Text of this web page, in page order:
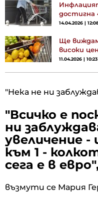
достигна
14.04.2026 |
Ще
високи
11.04.2026 |
"Нека не ни
"Всичко е
ни
увеличение -
към 1 -
сега е в
възмути се Мария